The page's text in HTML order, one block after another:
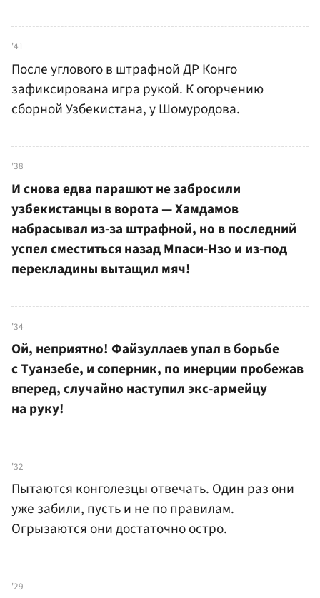
'41
После углового в штрафной ДР Конго
зафиксирована игра рукой. К огорчению
сборной Узбекистана, у Шомуродова.
'38
И снова едва парашют не забросили
узбекистанцы в ворота — Хамдамов
набрасывал из-за штрафной, но в последний
успел сместиться назад Мпаси-Нзо и из-под
перекладины вытащил мяч!
'34
Ой, неприятно! Файзуллаев упал в борьбе
с Туанзебе, и соперник, по инерции пробежав
вперед, случайно наступил экс-армейцу
на руку!
'32
Пытаются конголезцы отвечать. Один раз они
уже забили, пусть и не по правилам.
Огрызаются они достаточно остро.
'29